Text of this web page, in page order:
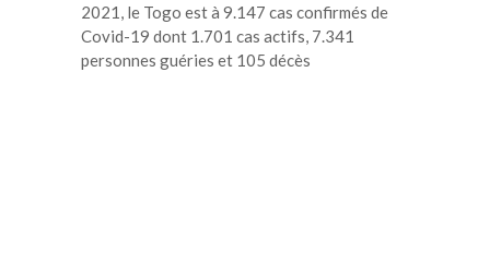
2021, le Togo est à 9.147 cas confirmés de
Covid-19 dont 1.701 cas actifs, 7.341
personnes guéries et 105 décès